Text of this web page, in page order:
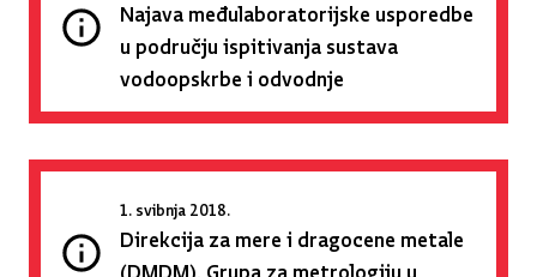
Najava međulaboratorijske usporedbe
u području ispitivanja sustava
vodoopskrbe i odvodnje
1. svibnja 2018.
Direkcija za mere i dragocene metale
(DMDM), Grupa za metrologiju u